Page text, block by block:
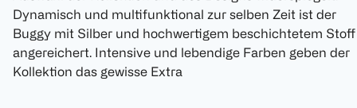
Dynamisch und multifunktional zur selben Zeit ist der
Buggy mit Silber und hochwertigem beschichtetem Stoff
angereichert. Intensive und lebendige Farben geben der
Kollektion das gewisse Extra